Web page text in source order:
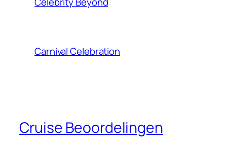
Carnival Celebration
Cruise Beoordelingen